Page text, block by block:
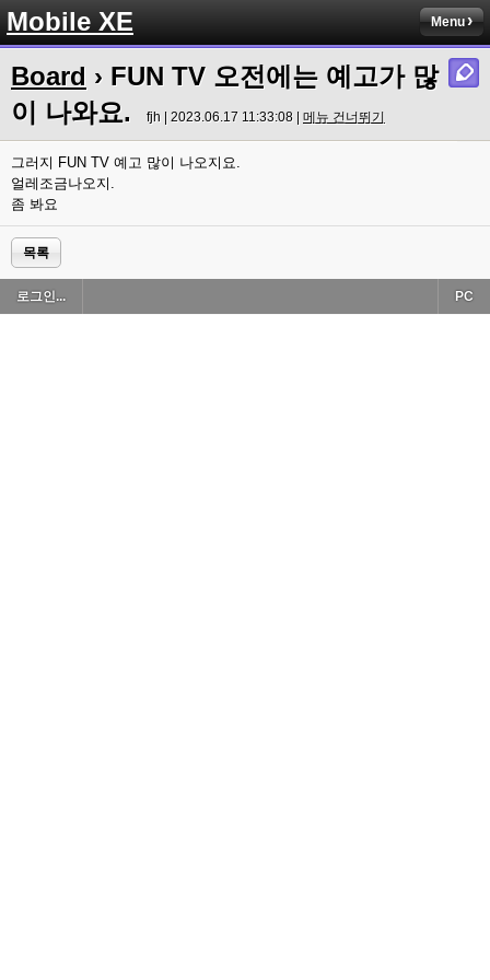
Mobile XE Menu
Board › FUN TV 오전에는 예고가 많
이 나와요.
fjh | 2023.06.17 11:33:08 | 메뉴 건너뛰기
그러지 FUN TV 예고 많이 나오지요.
얼레조금나오지.
좀 봐요
목록
로그인... PC